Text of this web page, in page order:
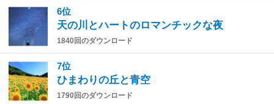
6位
天の川とハートのロマンチックな夜
1840回のダウンロード
7位
ひまわりの丘と青空
1790回のダウンロード